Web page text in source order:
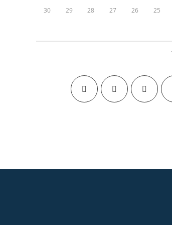
25
26
27
28
29
30